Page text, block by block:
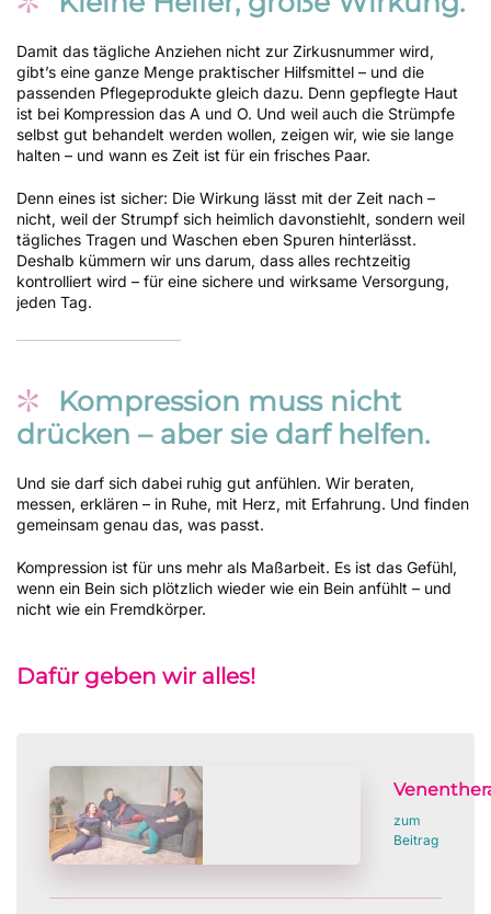
Damit das tägliche Anziehen nicht zur Zirkusnummer wird,
gibt’s eine ganze Menge praktischer Hilfsmittel – und die
passenden Pflegeprodukte gleich dazu. Denn gepflegte Haut
ist bei Kompression das A und O. Und weil auch die Strümpfe
selbst gut behandelt werden wollen, zeigen wir, wie sie lange
halten – und wann es Zeit ist für ein frisches Paar.
Denn eines ist sicher: Die Wirkung lässt mit der Zeit nach –
nicht, weil der Strumpf sich heimlich davonstiehlt, sondern weil
tägliches Tragen und Waschen eben Spuren hinterlässt.
Deshalb kümmern wir uns darum, dass alles rechtzeitig
kontrolliert wird – für eine sichere und wirksame Versorgung,
jeden Tag.
Kompression muss nicht
drücken – aber sie darf helfen.
Und sie darf sich dabei ruhig gut anfühlen. Wir beraten,
messen, erklären – in Ruhe, mit Herz, mit Erfahrung. Und finden
gemeinsam genau das, was passt.
Kompression ist für uns mehr als Maßarbeit. Es ist das Gefühl,
wenn ein Bein sich plötzlich wieder wie ein Bein anfühlt – und
nicht wie ein Fremdkörper.
Dafür geben wir alles!
zum
Beitrag